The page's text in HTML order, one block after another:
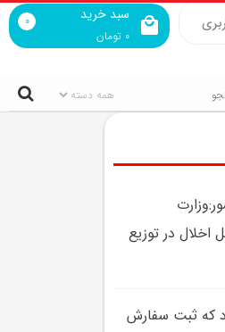
سبد خرید
0 تومان
0
اخلال در توزيع
که ثبت سفارش